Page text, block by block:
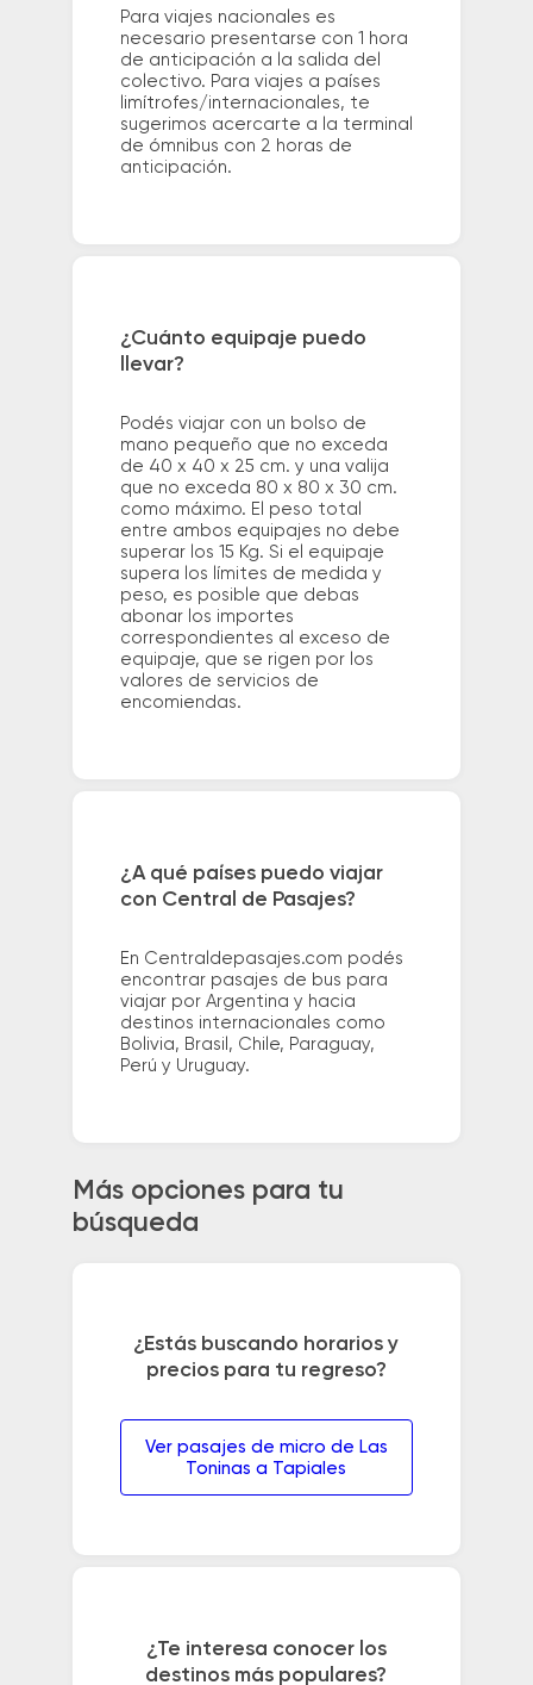
Para viajes nacionales es
necesario presentarse con 1 hora
de anticipación a la salida del
colectivo. Para viajes a países
limítrofes/internacionales, te
sugerimos acercarte a la terminal
de ómnibus con 2 horas de
anticipación.
¿Cuánto equipaje puedo
llevar?
Podés viajar con un bolso de
mano pequeño que no exceda
de 40 x 40 x 25 cm. y una valija
que no exceda 80 x 80 x 30 cm.
como máximo. El peso total
entre ambos equipajes no debe
superar los 15 Kg. Si el equipaje
supera los límites de medida y
peso, es posible que debas
abonar los importes
correspondientes al exceso de
equipaje, que se rigen por los
valores de servicios de
encomiendas.
¿A qué países puedo viajar
con Central de Pasajes?
En Centraldepasajes.com podés
encontrar pasajes de bus para
viajar por Argentina y hacia
destinos internacionales como
Bolivia, Brasil, Chile, Paraguay,
Perú y Uruguay.
Más opciones para tu
búsqueda
¿Estás buscando horarios y
precios para tu regreso?
Ver pasajes de micro de Las
Toninas a Tapiales
¿Te interesa conocer los
destinos más populares?